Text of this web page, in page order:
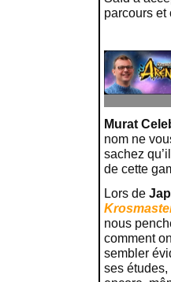
parcours et
Murat
nom ne
sachez
de cette
Lors de
nous
comment
sembler
ses